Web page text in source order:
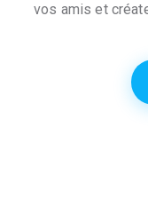
vos amis et